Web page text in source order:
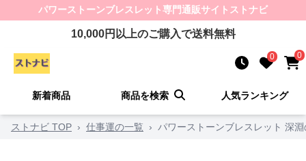
パワーストーンブレスレット専門通販サイト ストナビ
10,000円以上のご購入で送料無料
0 0
新着商品 商品を検索 人気ランキング
ストナビ TOP › 仕事運の一覧 › パワーストーンブレスレット 深